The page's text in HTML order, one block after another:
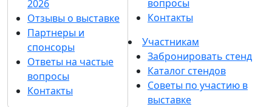
2026
Отзывы о выставке
Партнеры и
спонсоры
Ответы на частые
вопросы
Контакты
вопросы
Контакты
Участникам
Забронировать стенд
Каталог стендов
Советы по участию в
выставке